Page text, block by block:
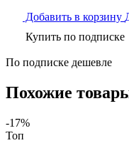
Добавить в корзину
Купить по подписке
По подписке дешевле
Похожие
-17%
Топ